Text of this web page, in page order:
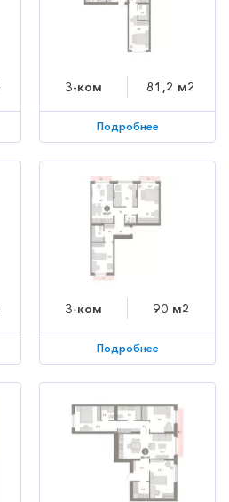
3-ком 81,2 м2
Подробнее
3-ком 90 м2
Подробнее